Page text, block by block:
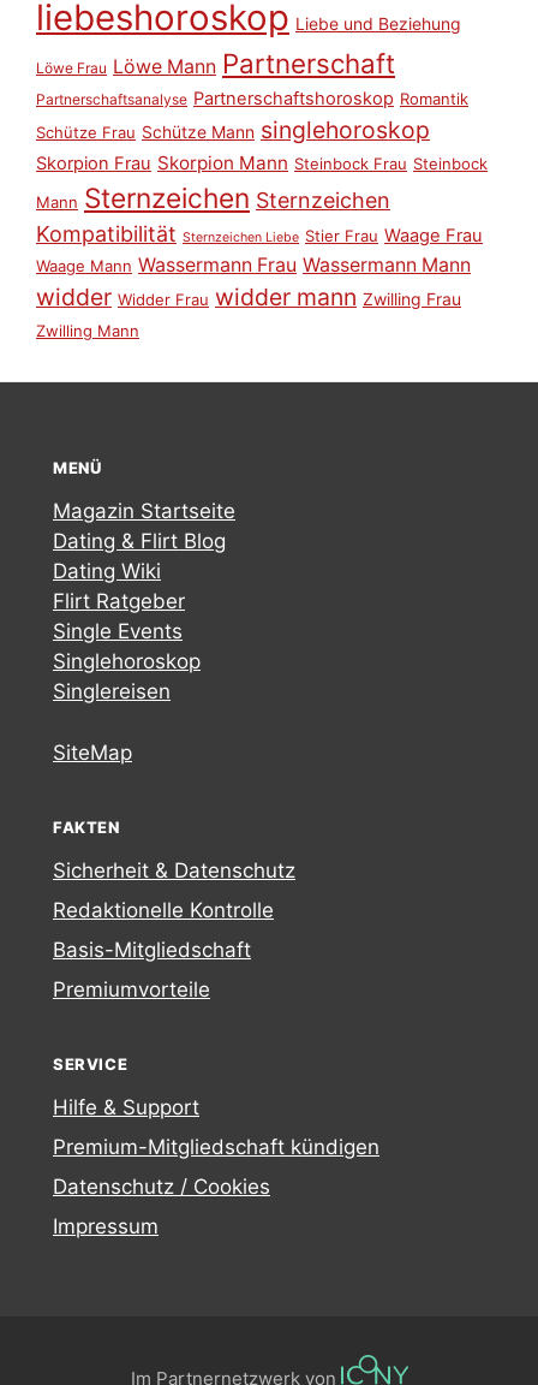
liebeshoroskop Liebe und Beziehung
Löwe Frau Löwe Mann Partnerschaft
Partnerschaftsanalyse Partnerschaftshoroskop Romantik
Schütze Frau Schütze Mann singlehoroskop
Skorpion Frau Skorpion Mann Steinbock Frau Steinbock
Mann Sternzeichen Sternzeichen
Kompatibilität Sternzeichen Liebe Stier Frau Waage Frau
Waage Mann Wassermann Frau Wassermann Mann
widder Widder Frau widder mann Zwilling Frau
Zwilling Mann
MENÜ
Magazin Startseite
Dating & Flirt Blog
Dating Wiki
Flirt Ratgeber
Single Events
Singlehoroskop
Singlereisen
SiteMap
FAKTEN
Sicherheit & Datenschutz
Redaktionelle Kontrolle
Basis-Mitgliedschaft
Premiumvorteile
SERVICE
Hilfe & Support
Premium-Mitgliedschaft kündigen
Datenschutz / Cookies
Impressum
Im Partnernetzwerk von